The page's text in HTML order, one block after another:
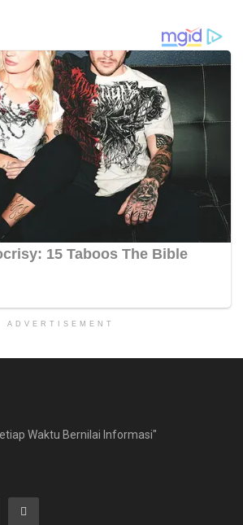
ADVERTISEMENT
Waktu Bernilai Informasi"